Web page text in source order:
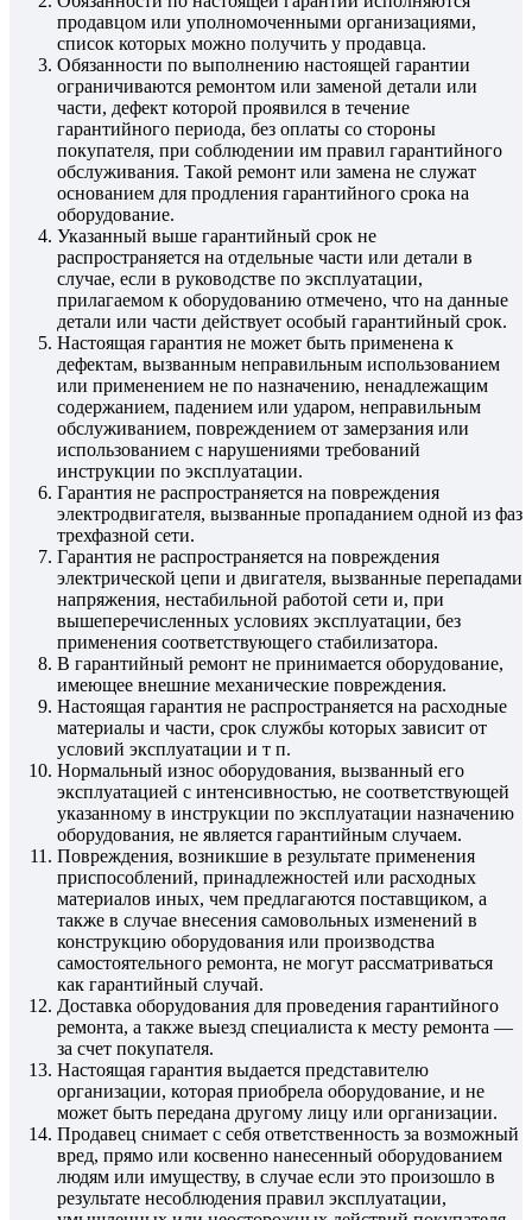
продавцом или уполномоченными организациями,
список которых можно получить у продавца.
Обязанности по выполнению настоящей гарантии
ограничиваются ремонтом или заменой детали или
части, дефект которой проявился в течение
гарантийного периода, без оплаты со стороны
покупателя, при соблюдении им правил гарантийного
обслуживания. Такой ремонт или замена не служат
основанием для продления гарантийного срока на
оборудование.
Указанный выше гарантийный срок не
распространяется на отдельные части или детали в
случае, если в руководстве по эксплуатации,
прилагаемом к оборудованию отмечено, что на данные
детали или части действует особый гарантийный срок.
Настоящая гарантия не может быть применена к
дефектам, вызванным неправильным использованием
или применением не по назначению, ненадлежащим
содержанием, падением или ударом, неправильным
обслуживанием, повреждением от замерзания или
использованием с нарушениями требований
инструкции по эксплуатации.
Гарантия не распространяется на повреждения
электродвигателя, вызванные пропаданием одной из фаз
трехфазной сети.
Гарантия не распространяется на повреждения
электрической цепи и двигателя, вызванные перепадами
напряжения, нестабильной работой сети и, при
вышеперечисленных условиях эксплуатации, без
применения соответствующего стабилизатора.
В гарантийный ремонт не принимается оборудование,
имеющее внешние механические повреждения.
Настоящая гарантия не распространяется на расходные
материалы и части, срок службы которых зависит от
условий эксплуатации и т п.
Нормальный износ оборудования, вызванный его
эксплуатацией с интенсивностью, не соответствующей
указанному в инструкции по эксплуатации назначению
оборудования, не является гарантийным случаем.
Повреждения, возникшие в результате применения
приспособлений, принадлежностей или расходных
материалов иных, чем предлагаются поставщиком, а
также в случае внесения самовольных изменений в
конструкцию оборудования или производства
самостоятельного ремонта, не могут рассматриваться
как гарантийный случай.
Доставка оборудования для проведения гарантийного
ремонта, а также выезд специалиста к месту ремонта —
за счет покупателя.
Настоящая гарантия выдается представителю
организации, которая приобрела оборудование, и не
может быть передана другому лицу или организации.
Продавец снимает с себя ответственность за возможный
вред, прямо или косвенно нанесенный оборудованием
людям или имуществу, в случае если это произошло в
результате несоблюдения правил эксплуатации,